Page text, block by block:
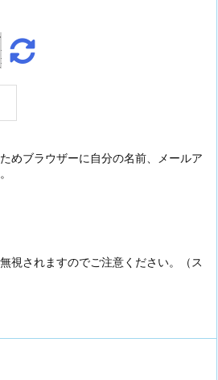
めブラウザーに自分の名前、メールア
視されますのでご注意ください。（ス